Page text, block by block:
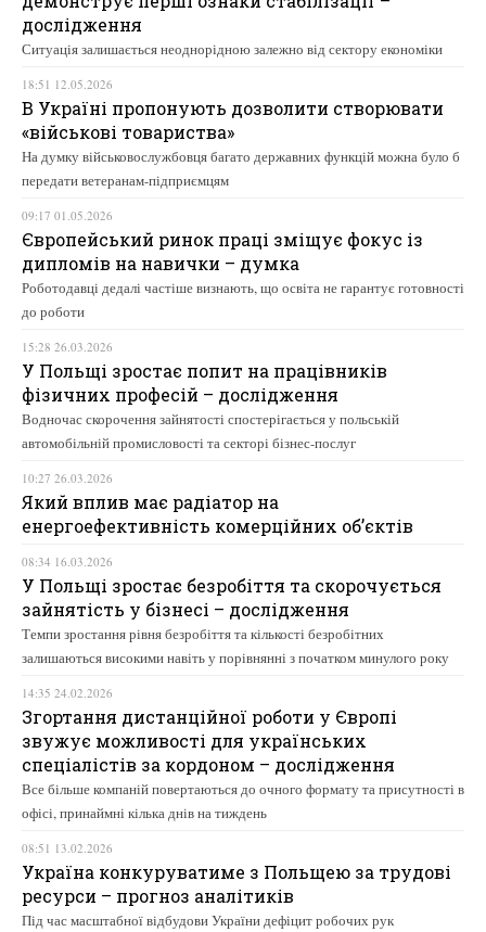
дослідження
Ситуація залишається неоднорідною залежно від сектору економіки
18:51 12.05.2026
В Україні пропонують дозволити створювати
«військові товариства»
На думку військовослужбовця багато державних функцій можна було б
передати ветеранам-підприємцям
09:17 01.05.2026
Європейський ринок праці зміщує фокус із
дипломів на навички – думка
Роботодавці дедалі частіше визнають, що освіта не гарантує готовності
до роботи
15:28 26.03.2026
У Польщі зростає попит на працівників
фізичних професій – дослідження
Водночас скорочення зайнятості спостерігається у польській
автомобільній промисловості та секторі бізнес-послуг
10:27 26.03.2026
Який вплив має радіатор на
енергоефективність комерційних об’єктів
08:34 16.03.2026
У Польщі зростає безробіття та скорочується
зайнятість у бізнесі – дослідження
Темпи зростання рівня безробіття та кількості безробітних
залишаються високими навіть у порівнянні з початком минулого року
14:35 24.02.2026
Згортання дистанційної роботи у Європі
звужує можливості для українських
спеціалістів за кордоном – дослідження
Все більше компаній повертаються до очного формату та присутності в
офісі, принаймні кілька днів на тиждень
08:51 13.02.2026
Україна конкуруватиме з Польщею за трудові
ресурси – прогноз аналітиків
Під час масштабної відбудови України дефіцит робочих рук